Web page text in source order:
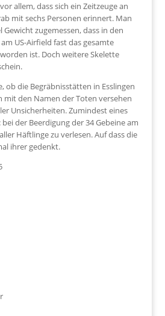
allem, dass sich ein Zeitzeuge an
mit sechs Personen erinnert. Man
Gewicht zugemessen, dass in den
US-Airfield fast das gesamte
ist. Doch weitere Skelette
ob die Begräbnisstätten in Esslingen
mit den Namen der Toten versehen
Unsicherheiten. Zumindest eines
der Beerdigung der 34 Gebeine am
Häftlinge zu verlesen. Auf dass die
ihrer gedenkt.